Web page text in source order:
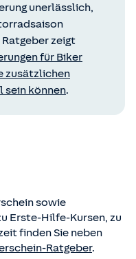
unerlässlich,
zeigt
für Biker
zusätzlichen
sein können.
sowie
Erste-Hilfe-Kursen, zu
finden Sie neben
Ratgeber.